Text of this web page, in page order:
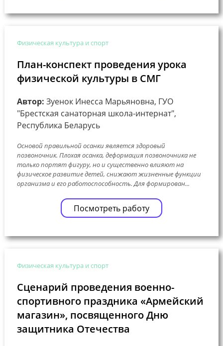
Физическая культура и спорт
План-конспект проведения урока
физической культуры в СМГ
Автор: Зуенок Инесса Марьяновна, ГУО
"Брестская санаторная школа-интернат",
Республика Беларусь
Основой правильной осанки является здоровый
позвоночник. Плохая осанка, деформация позвоночника не
только портят фигуру, но и существенно влияют на
физическое развитие детей, снижают жизненные функции
организма и его работоспособность. Для формирован...
Посмотреть работу
Физическая культура и спорт
Сценарий проведения военно-
спортивного праздника «Армейский
магазин», посвященного Дню
защитника Отечества